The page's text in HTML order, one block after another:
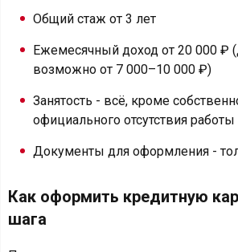
Общий стаж от 3 лет
Ежемесячный доход от 20 000 ₽
возможно от 7 000–10 000 ₽)
Занятость - всё, кроме
официального отсутствия работы
Документы для оформления -
Как оформить кредитную
шага